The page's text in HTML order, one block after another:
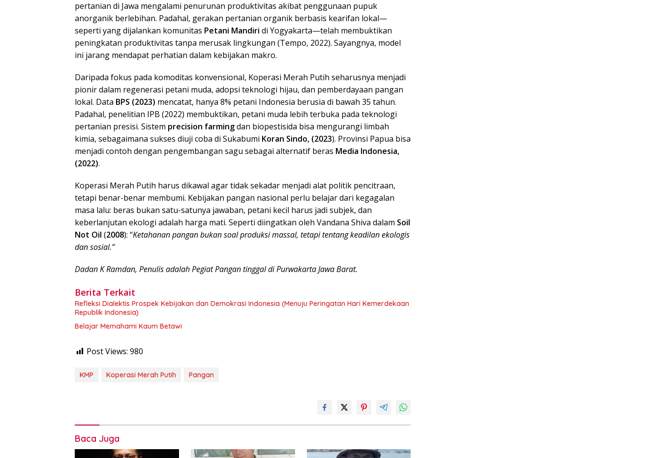
pertanian di Jawa mengalami penurunan produktivitas akibat penggunaan pupuk
anorganik berlebihan. Padahal, gerakan pertanian organik berbasis kearifan lokal—
seperti yang dijalankan komunitas Petani Mandiri di Yogyakarta—telah membuktikan
peningkatan produktivitas tanpa merusak lingkungan (Tempo, 2022). Sayangnya, model
ini jarang mendapat perhatian dalam kebijakan makro.
Daripada fokus pada komoditas konvensional, Koperasi Merah Putih seharusnya menjadi
pionir dalam regenerasi petani muda, adopsi teknologi hijau, dan pemberdayaan pangan
lokal. Data BPS (2023) mencatat, hanya 8% petani Indonesia berusia di bawah 35 tahun.
Padahal, penelitian IPB (2022) membuktikan, petani muda lebih terbuka pada teknologi
pertanian presisi. Sistem precision farmingdan biopestisida bisa mengurangi limbah
kimia, sebagaimana sukses diuji coba di Sukabumi Koran Sindo, (2023). Provinsi Papua bisa
menjadi contoh dengan pengembangan sagu sebagai alternatif beras Media Indonesia,
(2022).
Koperasi Merah Putih harus dikawal agar tidak sekadar menjadi alat politik pencitraan,
tetapi benar-benar membumi. Kebijakan pangan nasional perlu belajar dari kegagalan
masa lalu: beras bukan satu-satunya jawaban, petani kecil harus jadi subjek, dan
keberlanjutan ekologi adalah harga mati. Seperti diingatkan oleh Vandana Shiva dalam Soil
Not Oil (2008): “Ketahanan pangan bukan soal produksi massal, tetapi tentang keadilan ekologis
dan sosial.”
Dadan K Ramdan, Penulis adalah Pegiat Pangan tinggal di Purwakarta Jawa Barat.
Berita Terkait
Refleksi Dialektis Prospek Kebijakan dan Demokrasi Indonesia (Menuju Peringatan Hari Kemerdekaan
Republik Indonesia)
Belajar Memahami Kaum Betawi
Post Views: 980
KMP Koperasi Merah Putih Pangan
Baca Juga